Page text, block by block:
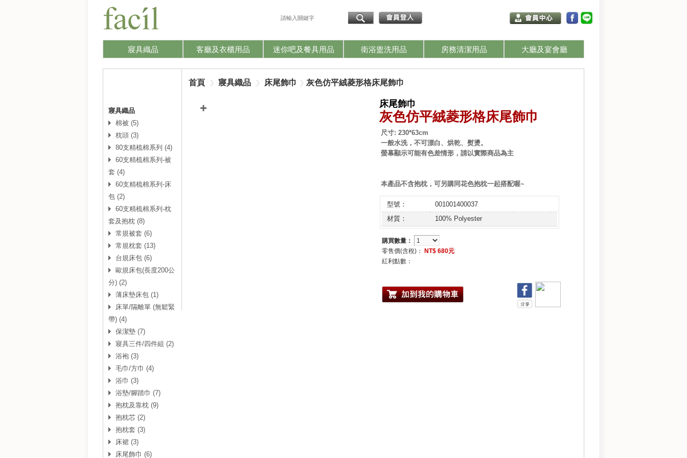
寢具織品 客廳及衣櫃用品 迷你吧及餐具用品 衛浴盥洗用品 房務清潔用品 大廳及宴會廳
寢具織品
棉被 (5)
枕頭 (3)
80支精梳棉系列 (4)
60支精梳棉系列-被
套 (4)
60支精梳棉系列-床
包 (2)
60支精梳棉系列-枕
套及抱枕 (8)
常規被套 (6)
常規枕套 (13)
台規床包 (6)
歐規床包(長度200公
分) (2)
薄床墊床包 (1)
床單/隔離單 (無鬆緊
帶) (4)
保潔墊 (7)
寢具三件/四件組 (2)
浴袍 (3)
毛巾/方巾 (4)
浴巾 (3)
浴墊/腳踏巾 (7)
抱枕及靠枕 (9)
抱枕芯 (2)
抱枕套 (3)
床裙 (3)
床尾飾巾 (6)
首頁 寢具織品 床尾飾巾 灰色仿平絨菱形格床尾飾巾
床尾飾巾
灰色仿平絨菱形格床尾飾巾
尺寸: 230*63cm
一般水洗，不可漂白、烘乾、熨燙。
螢幕顯示可能有色差情形，請以實際商品為主
本產品不含抱枕，可另購同花色抱枕一起搭配喔~
型號：
001001400037
材質：
100% Polyester
購買數量：
零售價(含稅)：
NT$ 680元
紅利點數：